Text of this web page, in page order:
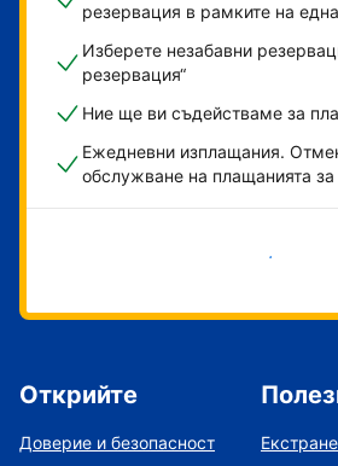
резервация в рамките на
Изберете незабавни
резервация“
Ние ще ви съдействаме за
Ежедневни изплащания.
обслужване на плащанията за
Начало
Открийте
Доверие и безопасност